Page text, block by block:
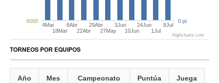
4Mar
18Mar
8Abr
22Abr
29Abr
27May
3Jun
10Jun
24Jun
1Jul
8Jul
6000 0 pt
Highcharts.com
TORNEOS POR EQUIPOS
Año Mes Campeonato Puntúa Juega